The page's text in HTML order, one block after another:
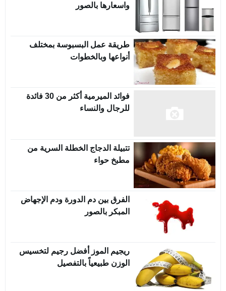
واسعارها بالصور
طريقة عمل البسبوسة بمختلف
أنواعها وبالخطوات
فوائد الميرمية أكثر من 30 فائدة
للرجال والنساء
تتبيلة الدجاج الخطلة السرية من
مطبخ حواء
الفرق بين دم الدورة ودم الإجهاض
المبكر بالصور
ريجيم الموز أفضل رجيم لتخسيس
الوزن طبيعياً بالتفصيل